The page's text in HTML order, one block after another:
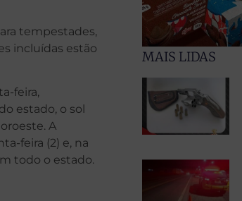
tempestades,
incluídas estão
feira,
estado, o sol
A
feira (2) e, na
todo o estado.
MAIS LIDAS